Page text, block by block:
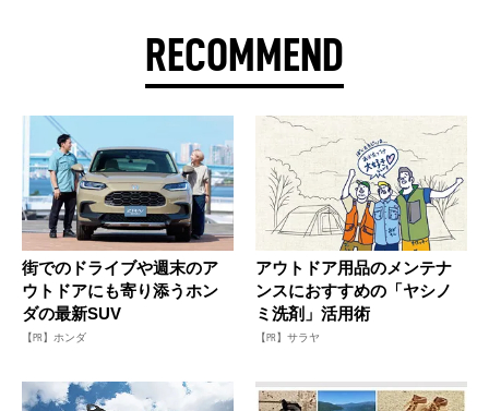
RECOMMEND
街でのドライブや週末のア
ウトドアにも寄り添うホン
ダの最新SUV
【PR】ホンダ
アウトドア用品のメンテナ
ンスにおすすめの「ヤシノ
ミ洗剤」活用術
【PR】サラヤ